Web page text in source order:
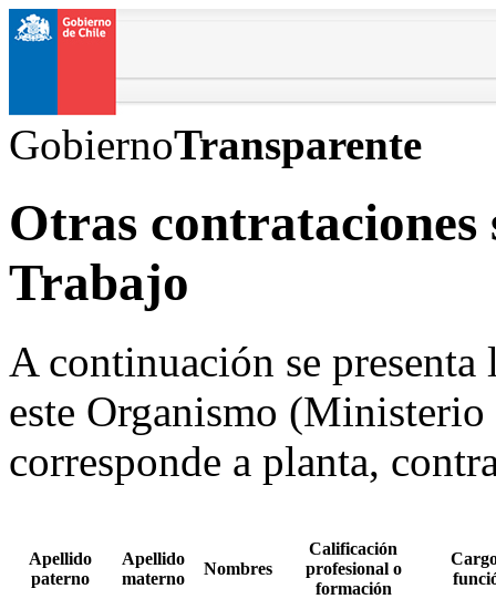
GobiernoTransparente
Otras contrataciones
Trabajo
A continuación se
este Organismo
corresponde a planta,
Apellido
paterno
Apellido
materno
Nombres
Calificación
profesional o
formación